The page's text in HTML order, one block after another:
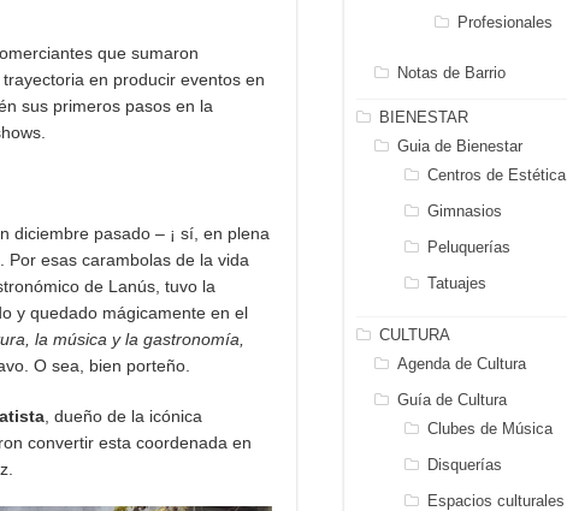
que sumaron
en producir eventos en
sus primeros pasos en la
diciembre pasado – ¡ sí, en plena
Por esas carambolas de la vida
de Lanús, tuvo la
y quedado mágicamente en el
la música y la gastronomía,
O sea, bien porteño.
, dueño de la icónica
convertir esta coordenada en
Profesionales
Notas de Barrio
BIENESTAR
Guia de Bienestar
Centros de Estética
Gimnasios
Peluquerías
Tatuajes
CULTURA
Agenda de Cultura
Guía de Cultura
Clubes de Música
Disquerías
Espacios culturales